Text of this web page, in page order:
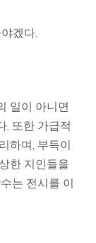
겠다.
일이 아니면
. 또한 가급적
하며, 부득이
한 지인들을
는 전시를 이